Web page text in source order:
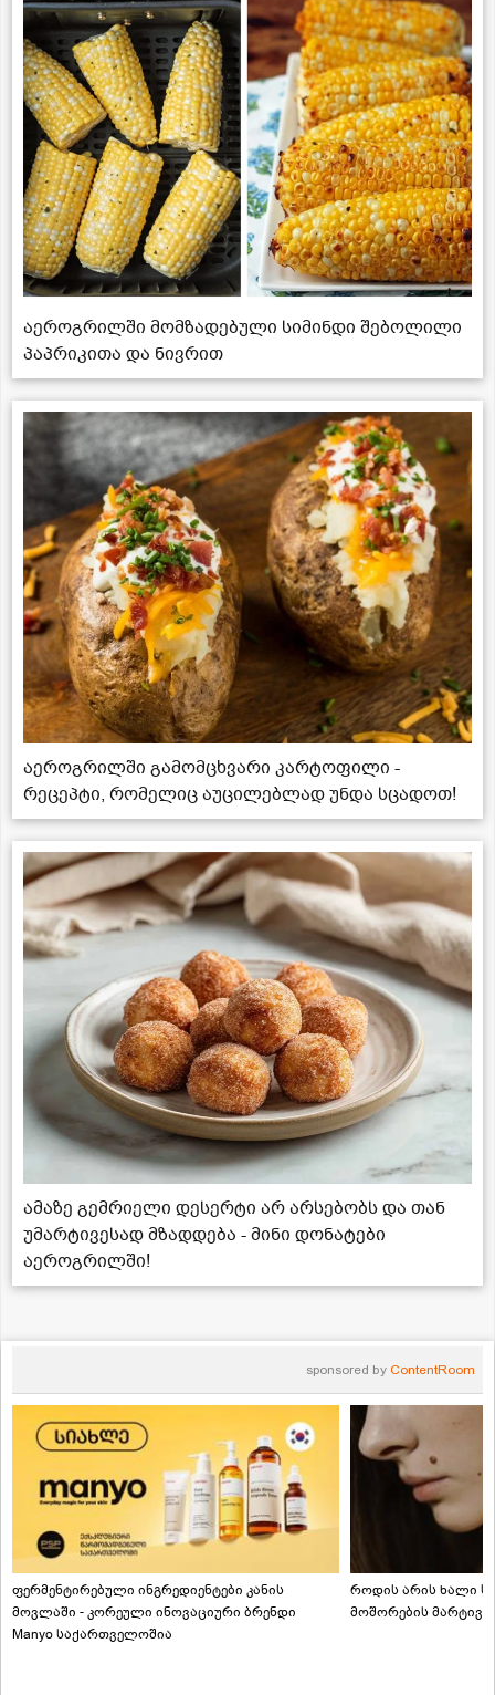
აეროგრილში მომზადებული სიმინდი შებოლილი
პაპრიკითა და ნივრით
აეროგრილში გამომცხვარი კარტოფილი -
რეცეპტი, რომელიც აუცილებლად უნდა სცადოთ!
ამაზე გემრიელი დესერტი არ არსებობს და თან
უმარტივესად მზადდება - მინი დონატები
აეროგრილში!
sponsored by ContentRoom
ფერმენტირებული ინგრედიენტები კანის
მოვლაში - კორეული ინოვაციური ბრენდი
Manyo საქართველოშია
როდის არის ხალი
მოშორების